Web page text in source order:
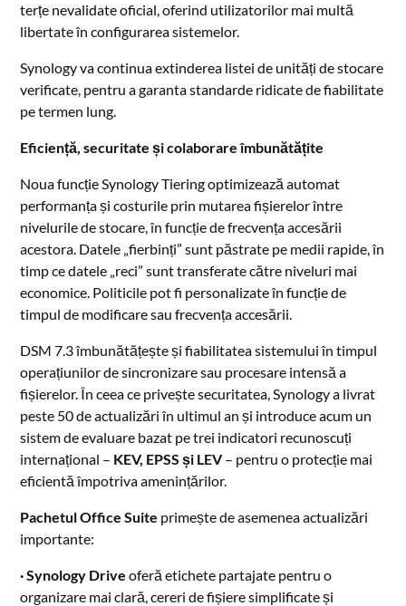
terțe nevalidate oficial, oferind utilizatorilor mai multă
libertate în configurarea sistemelor.
Synology va continua extinderea listei de unități de stocare
verificate, pentru a garanta standarde ridicate de fiabilitate
pe termen lung.
Eficiență, securitate și colaborare îmbunătățite
Noua funcție Synology Tiering optimizează automat
performanța și costurile prin mutarea fișierelor între
nivelurile de stocare, în funcție de frecvența accesării
acestora. Datele „fierbinți” sunt păstrate pe medii rapide, în
timp ce datele „reci” sunt transferate către niveluri mai
economice. Politicile pot fi personalizate în funcție de
timpul de modificare sau frecvența accesării.
DSM 7.3 îmbunătățește și fiabilitatea sistemului în timpul
operațiunilor de sincronizare sau procesare intensă a
fișierelor. În ceea ce privește securitatea, Synology a livrat
peste 50 de actualizări în ultimul an și introduce acum un
sistem de evaluare bazat pe trei indicatori recunoscuți
internațional – KEV, EPSS și LEV– pentru o protecție mai
eficientă împotriva amenințărilor.
Pachetul Office Suite primește de asemenea actualizări
importante:
· Synology Drive oferă etichete partajate pentru o
organizare mai clară, cereri de fișiere simplificate și